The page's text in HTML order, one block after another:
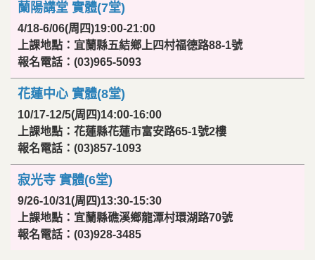
蘭陽講堂 實體(7堂)
4/18-6/06(周四)19:00-21:00
上課地點：宜蘭縣五結鄉上四村福德路88-1號
報名電話：(03)965-5093
花蓮中心 實體(8堂)
10/17-12/5(周四)14:00-16:00
上課地點：花蓮縣花蓮市富安路65-1號2樓
報名電話：(03)857-1093
寂光寺 實體(6堂)
9/26-10/31(周四)13:30-15:30
上課地點：宜蘭縣礁溪鄉龍潭村環湖路70號
報名電話：(03)928-3485